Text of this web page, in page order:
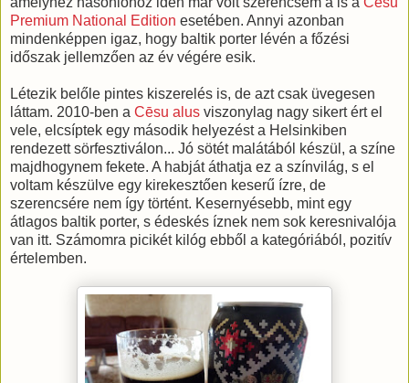
Premium National Edition esetében. Annyi azonban
mindenképpen igaz, hogy baltik porter lévén a főzési
időszak jellemzően az év végére esik.
Létezik belőle pintes kiszerelés is, de azt csak üvegesen
láttam. 2010-ben a Cēsu alus viszonylag nagy sikert ért el
vele, elcsíptek egy második helyezést a Helsinkiben
rendezett sörfesztiválon... Jó sötét malátából készül, a színe
majdhogynem fekete. A habját áthatja ez a színvilág, s el
voltam készülve egy kirekesztően keserű ízre, de
szerencsére nem így történt. Kesernyésebb, mint egy
átlagos baltik porter, s édeskés íznek nem sok keresnivalója
van itt. Számomra picikét kilóg ebből a kategóriából, pozitív
értelemben.